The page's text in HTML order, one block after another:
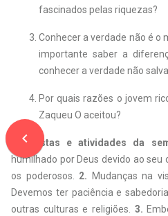
navigate_before
fascinados pelas riquezas?
Conhecer a verdade não é o
importante saber a
conhecer a verdade não
Por quais razões o jovem
Zaqueu O aceitou?
Respostas e atividades da
humilhado por Deus devido ao
os poderosos. 2.
Mudanças na
Devemos ter paciência e
outras culturas e religiões. 3.